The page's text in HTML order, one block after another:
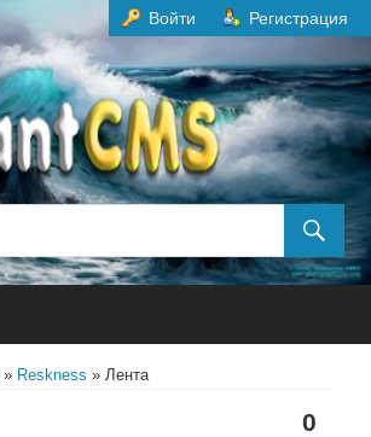
Войти Регистрация
Reskness Лента
0